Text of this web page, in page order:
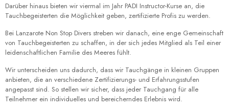
Darüber hinaus bieten wir viermal im Jahr PADI Instructor-Kurse an, die
Tauchbegeisterten die Möglichkeit geben, zertifizierte Profis zu werden.
Bei Lanzarote Non Stop Divers streben wir danach, eine enge Gemeinschaft
von Tauchbegeisterten zu schaffen, in der sich jedes Mitglied als Teil einer
leidenschaftlichen Familie des Meeres fühlt.
Wir unterscheiden uns dadurch, dass wir Tauchgänge in kleinen Gruppen
anbieten, die an verschiedene Zertifizierungs- und Erfahrungsstufen
angepasst sind. So stellen wir sicher, dass jeder Tauchgang für alle
Teilnehmer ein individuelles und bereicherndes Erlebnis wird.